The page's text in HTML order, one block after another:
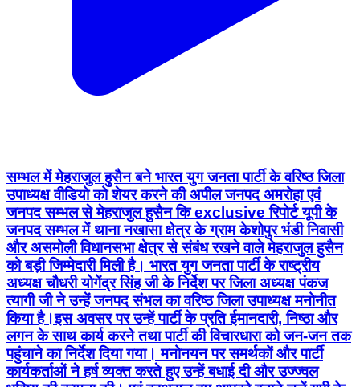
सम्भल में मेहराजुल हुसैन बने भारत युग जनता पार्टी के वरिष्ठ जिला
उपाध्यक्ष वीडियो को शेयर करने की अपील जनपद अमरोहा एवं
जनपद सम्भल से मेहराजुल हुसैन कि exclusive रिपोर्ट यूपी के
जनपद सम्भल में थाना नखासा क्षेत्र के ग्राम केशोपुर भंडी निवासी
और असमोली विधानसभा क्षेत्र से संबंध रखने वाले मेहराजुल हुसैन
को बड़ी जिम्मेदारी मिली है। भारत युग जनता पार्टी के राष्ट्रीय
अध्यक्ष चौधरी योगेंद्र सिंह जी के निर्देश पर जिला अध्यक्ष पंकज
त्यागी जी ने उन्हें जनपद संभल का वरिष्ठ जिला उपाध्यक्ष मनोनीत
किया है।इस अवसर पर उन्हें पार्टी के प्रति ईमानदारी, निष्ठा और
लगन के साथ कार्य करने तथा पार्टी की विचारधारा को जन-जन तक
पहुंचाने का निर्देश दिया गया। मनोनयन पर समर्थकों और पार्टी
कार्यकर्ताओं ने हर्ष व्यक्त करते हुए उन्हें बधाई दी और उज्ज्वल